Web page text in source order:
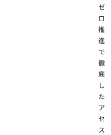
ゼ
ロ
推
進
で
徹
底
し
た
ア
セ
ス